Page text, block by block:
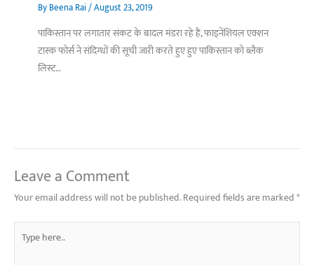
ByBeena Rai/August 23, 2019
पाकिस्तान पर लगातार संकट के बादल मंडरा रहे हैं, फाइनेंशियल एक्शन
टास्क फोर्स ने संदिग्धों की सूची जारी करते हुए हुए पाकिस्तान को ब्लैक
लिस्ट…
Leave a Comment
Your email address will not be published.Required fields are marked*
here..